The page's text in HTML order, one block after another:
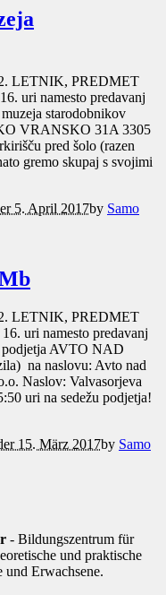
LETNIK, PREDMET
uri namesto predavanj
starodobnikov
VRANSKO 31A 3305
pred šolo (razen
gremo skupaj s svojimi
5. April 2017by Samo
LETNIK, PREDMET
uri namesto predavanj
podjetja AVTO NAD
na naslovu: Avto nad
Naslov: Valvasorjeva
uri na sedežu podjetja!
15. März 2017by Samo
- Bildungszentrum für
und praktische
Erwachsene.